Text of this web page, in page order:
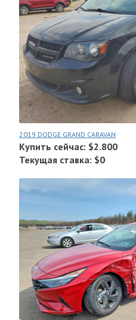
2019 DODGE GRAND CARAVAN
Купить сейчас: $2.800
Текущая ставка: $0